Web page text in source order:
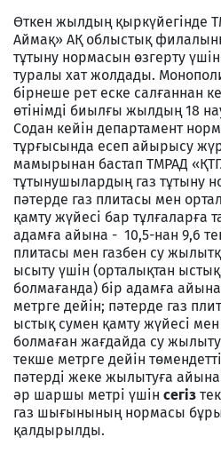
Өткен жылдың қыркүйегінде
Аймақ» АҚ облыстық
тұтыну нормасын өзгерту үшін
туралы хат жолдады.
бірнеше рет еске салғаннан
өтінімді биылғы жылдың 18
Содан кейін департамент
тұрғысында есеп айырысу
мамырынан бастап ТМРАД
тұтынушылардың газ тұтыну
пәтерде газ плитасы мен
қамту жүйесі бар тұлғаларға
адамға айына - 10,5-нан 9,6
плитасы мен газбен су
ысыту үшін (орталықтан
болмағанда) бір адамға
метрге дейін; пәтерде газ
ыстық сумен қамту жүйесі
болмаған жағдайда су жылыту
текше метрге дейін
пәтерді жеке жылытуға
әр шаршы метрі үшін сегіз
газ шығынының нормасы
қалдырылды.